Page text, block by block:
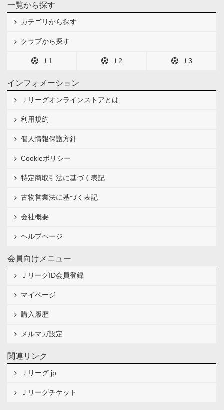
一覧から探す
カテゴリから探す
クラブから探す
Ｊ1 Ｊ2 Ｊ3
インフォメーション
Ｊリーグオンラインストアとは
利用規約
個人情報保護方針
Cookieポリシー
特定商取引法に基づく表記
古物営業法に基づく表記
会社概要
ヘルプページ
会員向けメニュー
ＪリーグID会員登録
マイページ
購入履歴
メルマガ設定
関連リンク
Ｊリーグ.jp
Ｊリーグチケット